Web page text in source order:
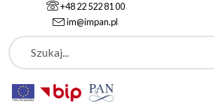
+48 22 522 81 00
im@impan.pl
Szukaj